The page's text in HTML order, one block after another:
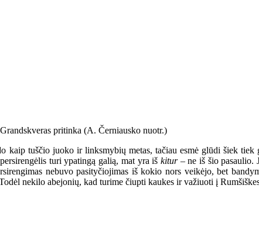
kaip tuščio juoko ir linksmybių metas, tačiau esmė glūdi šiek tiek
turi ypatingą galią, mat yra iš kitur– ne iš šio pasaulio.
nebuvo pasityčiojimas iš kokio nors veikėjo, bet
nekilo abejonių, kad turime čiupti kaukes ir važiuoti į